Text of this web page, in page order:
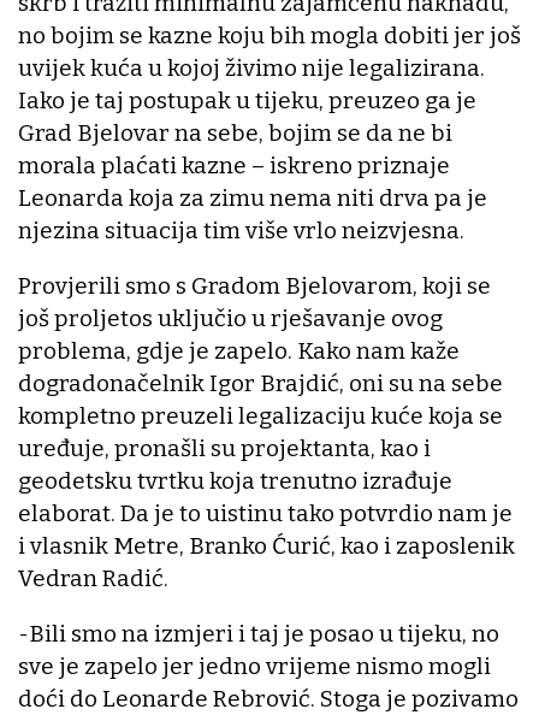
no bojim se kazne koju bih mogla dobiti jer još
uvijek kuća u kojoj živimo nije legalizirana.
Iako je taj postupak u tijeku, preuzeo ga je
Grad Bjelovar na sebe, bojim se da ne bi
morala plaćati kazne – iskreno priznaje
Leonarda koja za zimu nema niti drva pa je
njezina situacija tim više vrlo neizvjesna.
Provjerili smo s Gradom Bjelovarom, koji se
još proljetos uključio u rješavanje ovog
problema, gdje je zapelo. Kako nam kaže
dogradonačelnik Igor Brajdić, oni su na sebe
kompletno preuzeli legalizaciju kuće koja se
uređuje, pronašli su projektanta, kao i
geodetsku tvrtku koja trenutno izrađuje
elaborat. Da je to uistinu tako potvrdio nam je
i vlasnik Metre, Branko Ćurić, kao i zaposlenik
Vedran Radić.
-Bili smo na izmjeri i taj je posao u tijeku, no
sve je zapelo jer jedno vrijeme nismo mogli
doći do Leonarde Rebrović. Stoga je pozivamo